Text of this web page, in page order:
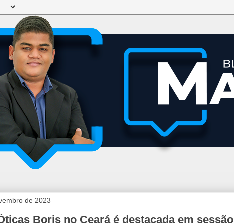
de 2023
Boris no Ceará é destacada em sessão